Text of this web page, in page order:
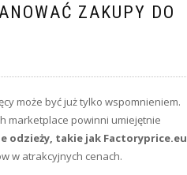
ZAKUPY DO
może być już tylko wspomnieniem.
marketplace powinni umiejętnie
odzieży, takie jak Factoryprice.eu
w atrakcyjnych cenach.